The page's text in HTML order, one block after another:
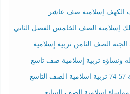
إسلامية صف عاشر
إسلامية الصف الخامس الفصل الثاني
الصف الثامن تربية إسلامية
ونساؤه تربية إسلامية صف تاسع